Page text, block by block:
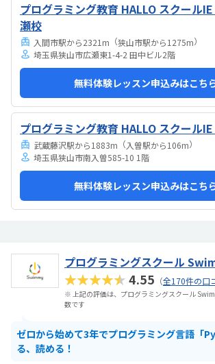
プログラミング教育 HALLO スクール
瀬校
入間市駅から2321m （狭山市駅から1275m）
埼玉県狭山市広瀬東1-4-2 田中ビル2階
無料体験レッスン申込みはこち
プログラミング教育 HALLO スクール
武蔵藤沢駅から1883m （入曽駅から106m）
埼玉県狭山市南入曽585-10 1階
無料体験レッスン申込みはこち
プログラミングスクール
★★★★★4.55 （全170件の口
※ 上記の評価は、プログラミングスクール
数です
ゼロから始めて3年でプログラミング言語「
る、読める！